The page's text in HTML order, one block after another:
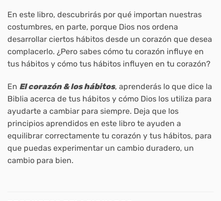
En este libro, descubrirás por qué importan nuestras
costumbres, en parte, porque Dios nos ordena
desarrollar ciertos hábitos desde un corazón que desea
complacerlo. ¿Pero sabes cómo tu corazón influye en
tus hábitos y cómo tus hábitos influyen en tu corazón?
En El corazón & los hábitos, aprenderás lo que dice la
Biblia acerca de tus hábitos y cómo Dios los utiliza para
ayudarte a cambiar para siempre. Deja que los
principios aprendidos en este libro te ayuden a
equilibrar correctamente tu corazón y tus hábitos, para
que puedas experimentar un cambio duradero, un
cambio para bien.